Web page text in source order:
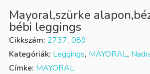
Mayoral,szürke
bébi leggings
Cikkszám: 2737_089
Kategóriák: Leggings, MAYORAL,
Címke: MAYORAL